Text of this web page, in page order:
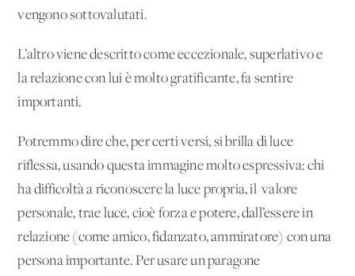
vengono sottovalutati.
L’altro viene descritto come eccezionale, superlativo e
la relazione con lui è molto gratificante, fa sentire
importanti.
Potremmo dire che, per certi versi, si brilla di luce
riflessa, usando questa immagine molto espressiva: chi
ha difficoltà a riconoscere la luce propria, il valore
personale, trae luce, cioè forza e potere, dall’essere in
relazione (come amico, fidanzato, ammiratore) con una
persona importante. Per usare un paragone